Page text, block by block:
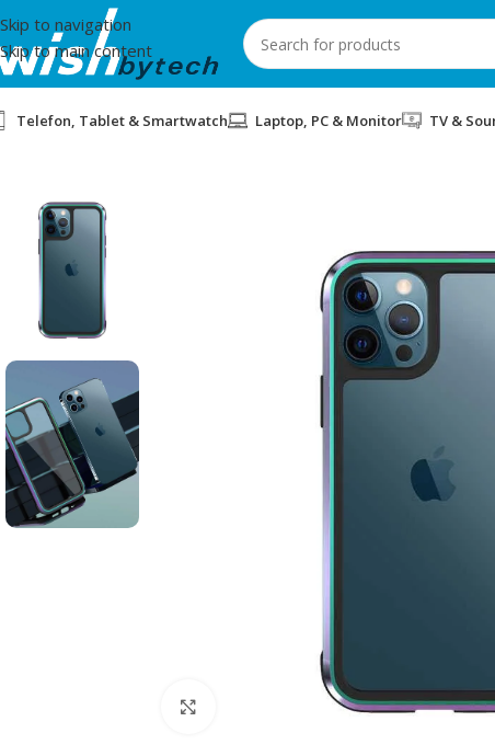
Skip to navigation
Skip to main content
Telefon, Tablet & Smartwatch Laptop, PC & Monitor TV &
Click to enlarge